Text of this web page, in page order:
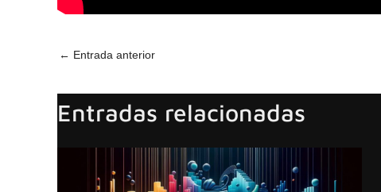
← Entrada anterior
Entradas relacionadas